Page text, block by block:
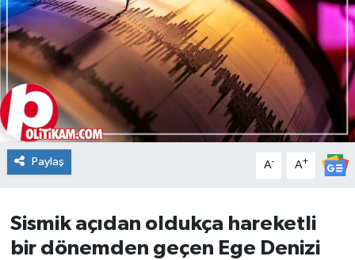
Paylaş A- A+
Sismik açıdan oldukça hareketli
bir dönemden geçen Ege Denizi
Dursunbey
Edremit
EĞİTİM
EKONOMİ
Gömeç